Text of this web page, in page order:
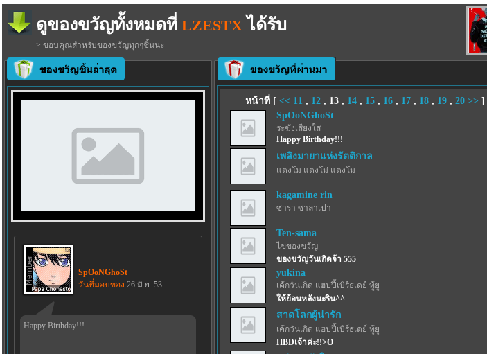
ดูของขวัญทั้งหมดที่ LZESTX ได้รับ
> ขอบคุณสำหรับของขวัญทุกๆชิ้นนะ
SpOoNGhoSt
วันที่มอบของ 26 มิ.ย. 53
Happy Birthday!!!
หน้าที่ [ << 11 , 12, 13, 14, 15, 16, 17, 18, 19, 20 >> ]
SpOoNGhoSt
ระฆังเสียงใส
Happy Birthday!!!
เพลิงมายาแห่งรัตติกาล
แตงโม แตงโม่ แตงโม
kagamine rin
ซาร่า ซาลาเปา
Ten-sama
ไข่ของขวัญ
ของขวัญวันเกิดจ้า 555
yukina
เค้กวันเกิด แฮปปี้เบิร์ธเดย์ ทู้ยู
ให้ย้อนหลังนะริน^^
สาดโลกผู้น่ารัก
เค้กวันเกิด แฮปปี้เบิร์ธเดย์ ทู้ยู
HBDเจ้าค่ะ!!>O